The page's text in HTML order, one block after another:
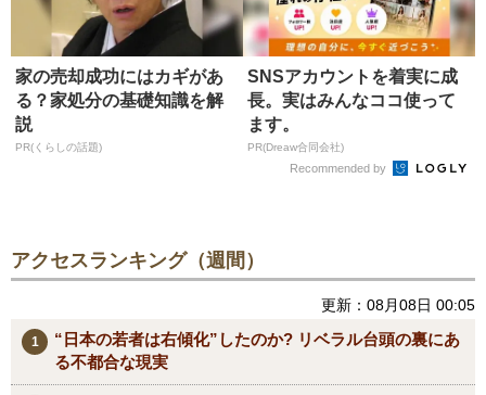
家の売却成功にはカギがあ
る？家処分の基礎知識を解
説
PR(くらしの話題)
SNSアカウントを着実に成
長。実はみんなココ使って
ます。
PR(Dreaw合同会社)
Recommended by
アクセスランキング（週間）
更新：08月08日 00:05
“日本の若者は右傾化”したのか? リベラル台頭の裏にあ
る不都合な現実